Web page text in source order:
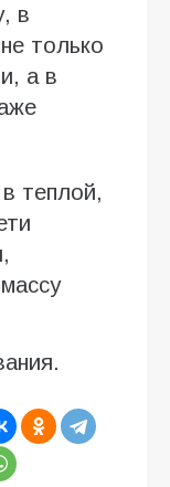
в
только
а в
теплой,